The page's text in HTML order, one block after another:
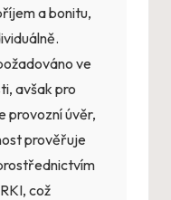
a bonitu,
ve
avšak pro
provozní úvěr,
prověřuje
což